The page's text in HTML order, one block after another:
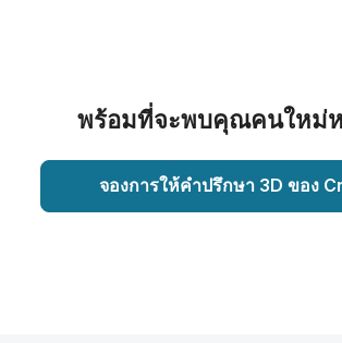
พร้อมที่จะพบคุณคนใหม่ห
จองการให้คำปรึกษา 3D ของ